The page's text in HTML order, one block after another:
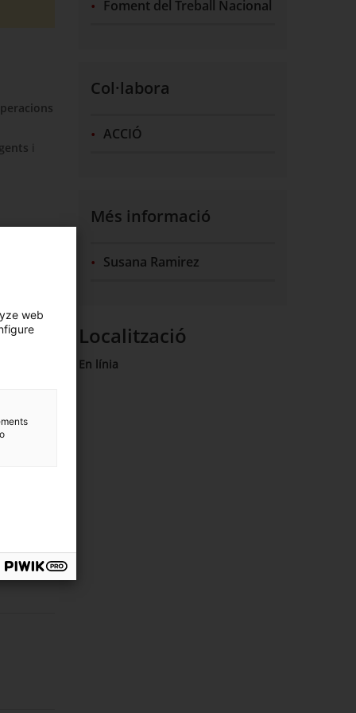
i
Foment del Treball Nacional
Col·labora
ACCIÓ
Més informació
Susana Ramirez
Localització
En línia
web